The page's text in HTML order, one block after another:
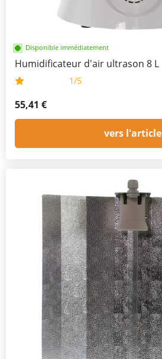
Disponible immédiatement
Humidificateur d'air ultrason 8 L
1/5
55,41 €
vers l'article